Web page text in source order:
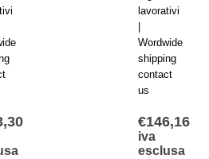
lavorativi
Wordwide
shipping
contact
us
€146,16
iva
esclusa